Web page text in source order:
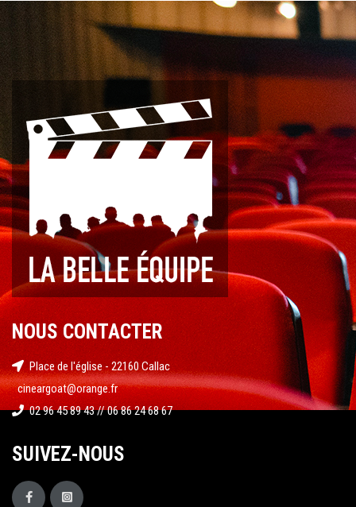
NOUS CONTACTER
Place de l'église - 22160 Callac
cineargoat@orange.fr
02 96 45 89 43 // 06 86 24 68 67
SUIVEZ-NOUS